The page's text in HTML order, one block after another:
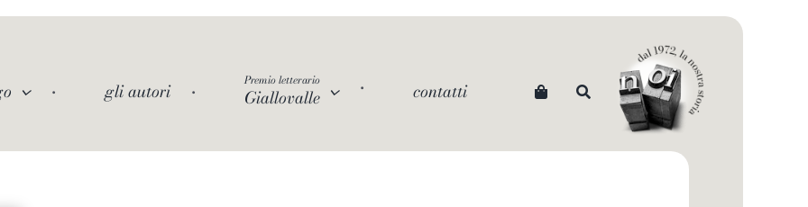
gli autori Premio letterario
Giallovalle contatti